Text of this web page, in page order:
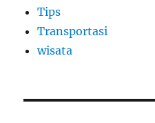
Tips
Transportasi
wisata